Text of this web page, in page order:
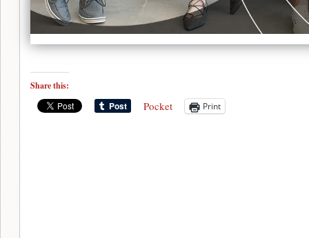
Share this:
Pocket Print